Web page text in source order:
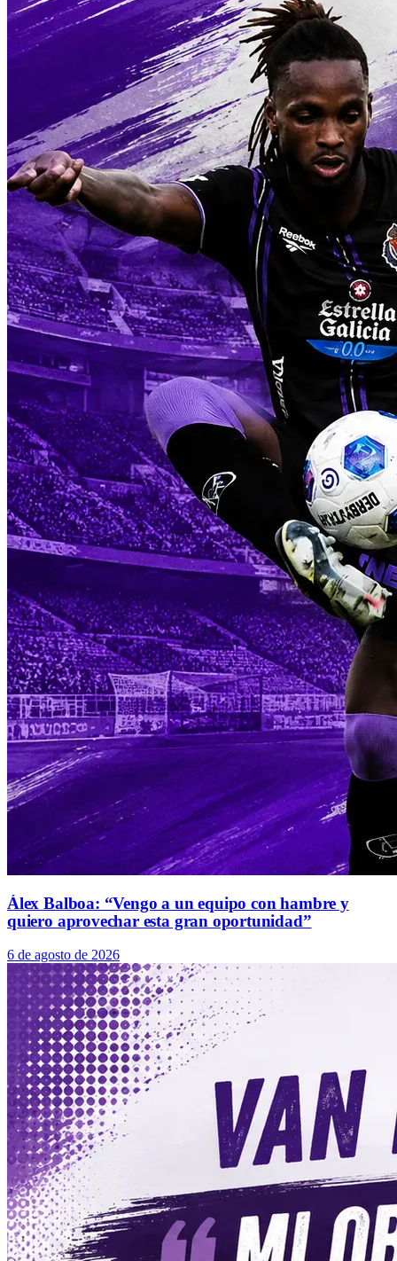
Álex Balboa: “Vengo a un equipo con hambre y
quiero aprovechar esta gran oportunidad”
6 de agosto de 2026